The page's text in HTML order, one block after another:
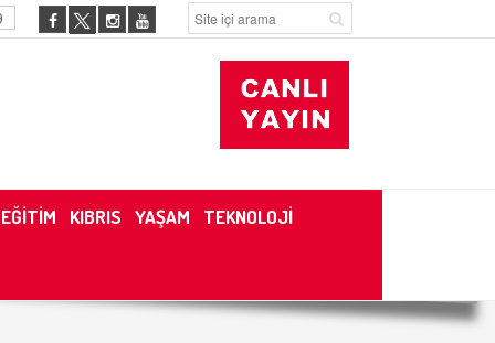
EĞİTİM KIBRIS YAŞAM TEKNOLOJİ